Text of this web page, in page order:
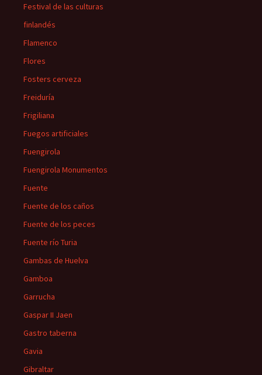
Festival de las culturas
finlandés
Flamenco
Flores
Fosters cerveza
Freiduría
Frigiliana
Fuegos artificiales
Fuengirola
Fuengirola Monumentos
Fuente
Fuente de los caños
Fuente de los peces
Fuente río Turia
Gambas de Huelva
Gamboa
Garrucha
Gaspar II Jaen
Gastro taberna
Gavia
Gibraltar